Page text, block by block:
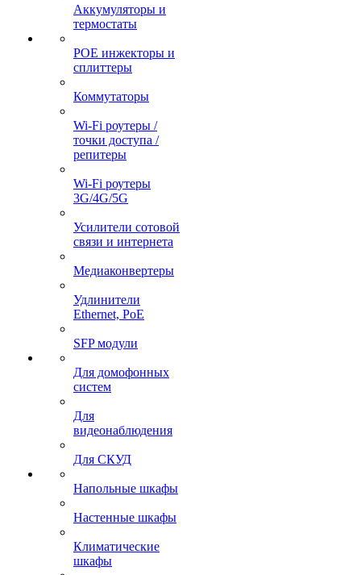
Аккумуляторы и
термостаты
POE инжекторы и
сплиттеры
Коммутаторы
Wi-Fi роутеры /
точки доступа /
репитеры
Wi-Fi роутеры
3G/4G/5G
Усилители сотовой
связи и интернета
Медиаконвертеры
Удлинители
Ethernet, PoE
SFP модули
Для домофонных
систем
Для
видеонаблюдения
Для СКУД
Напольные шкафы
Настенные шкафы
Климатические
шкафы